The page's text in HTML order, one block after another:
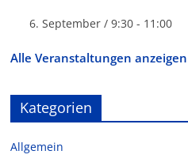
6. September / 9:30 - 11:00
Alle Veranstaltungen anzeigen
Kategorien
Allgemein